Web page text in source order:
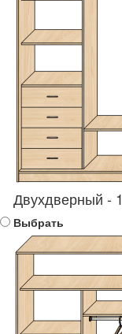
Двухдверный - 1
Выбрать